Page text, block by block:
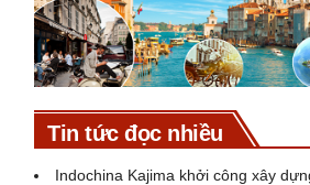
Tin tức đọc nhiều
Indochina Kajima khởi công xây